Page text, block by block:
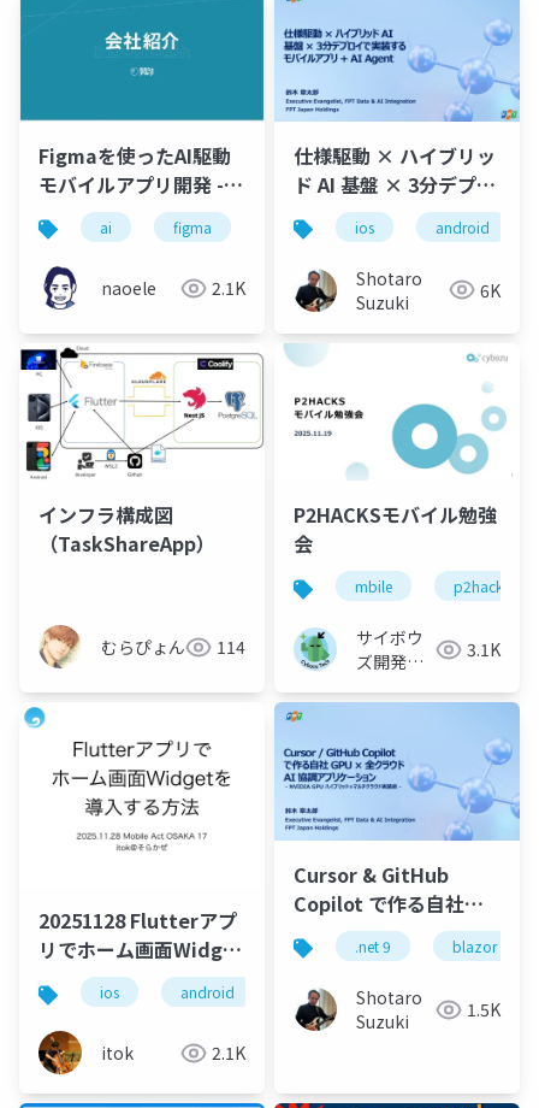
Figmaを使ったAI駆動
モバイルアプリ開発 -
コード生成しやすいデ
ザイン設計の実例 -
ai figma android ios flutter
naoele 2.1K
仕様駆動 × ハイブリッ
ド AI 基盤 × 3分デプロ
イで実装するモバイル
アプリ + AI Agent
ios android
Shotaro
Suzuki
6K
インフラ構成図
（TaskShareApp）
むらぴょん 114
P2HACKSモバイル勉強
会
mbile p2hacks
サイボウ
ズ開発本
3.1K
20251128 Flutterアプ
リでホーム画面Widget
を導入する方法
ios android flutter
itok 2.1K
Cursor & GitHub
Copilot で作る自社
GPU × 全クラウドAI 協
調アプリケーション- AI
駆動開発新時代-
NVIDIA GPU ハイブリ
.net 9 blazor
Shotaro
Suzuki
1.5K